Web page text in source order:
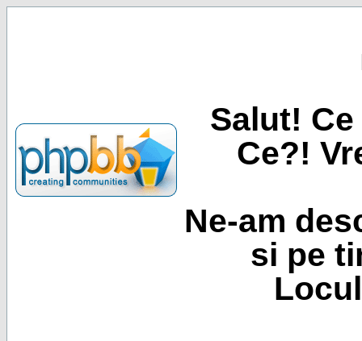
Salut!
Ce?!
Ne-am
si pe